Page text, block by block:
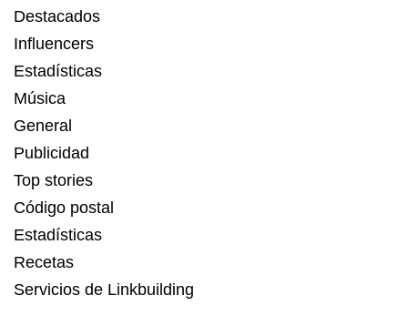
Destacados
Influencers
Estadísticas
Música
General
Publicidad
Top stories
Código postal
Estadísticas
Recetas
Servicios de Linkbuilding